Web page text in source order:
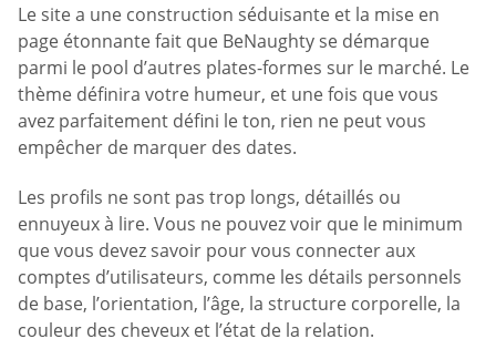
Le site a une construction séduisante et la mise en
page étonnante fait que BeNaughty se démarque
parmi le pool d’autres plates-formes sur le marché. Le
thème définira votre humeur, et une fois que vous
avez parfaitement défini le ton, rien ne peut vous
empêcher de marquer des dates.
Les profils ne sont pas trop longs, détaillés ou
ennuyeux à lire. Vous ne pouvez voir que le minimum
que vous devez savoir pour vous connecter aux
comptes d’utilisateurs, comme les détails personnels
de base, l’orientation, l’âge, la structure corporelle, la
couleur des cheveux et l’état de la relation.